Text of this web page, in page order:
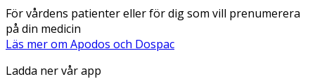
För vårdens patienter eller för dig som vill prenumerera
på din medicin
Läs mer om Apodos och Dospac
Ladda ner vår app